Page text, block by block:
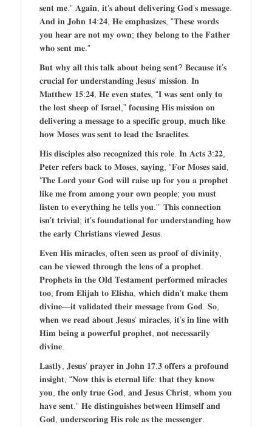
𝐬𝐞𝐧𝐭 𝐦𝐞.” 𝐀𝐠𝐚𝐢𝐧, 𝐢𝐭’𝐬 𝐚𝐛𝐨𝐮𝐭 𝐝𝐞𝐥𝐢𝐯𝐞𝐫𝐢𝐧𝐠 𝐆𝐨𝐝’𝐬 𝐦𝐞𝐬𝐬𝐚𝐠𝐞.
𝐀𝐧𝐝 𝐢𝐧 𝐉𝐨𝐡𝐧 𝟏𝟒:𝟐𝟒, 𝐇𝐞 𝐞𝐦𝐩𝐡𝐚𝐬𝐢𝐳𝐞𝐬, “𝐓𝐡𝐞𝐬𝐞 𝐰𝐨𝐫𝐝𝐬
𝐲𝐨𝐮 𝐡𝐞𝐚𝐫 𝐚𝐫𝐞 𝐧𝐨𝐭 𝐦𝐲 𝐨𝐰𝐧; 𝐭𝐡𝐞𝐲 𝐛𝐞𝐥𝐨𝐧𝐠 𝐭𝐨 𝐭𝐡𝐞 𝐅𝐚𝐭𝐡𝐞𝐫
𝐰𝐡𝐨 𝐬𝐞𝐧𝐭 𝐦𝐞.”
𝐁𝐮𝐭 𝐰𝐡𝐲 𝐚𝐥𝐥 𝐭𝐡𝐢𝐬 𝐭𝐚𝐥𝐤 𝐚𝐛𝐨𝐮𝐭 𝐛𝐞𝐢𝐧𝐠 𝐬𝐞𝐧𝐭? 𝐁𝐞𝐜𝐚𝐮𝐬𝐞 𝐢𝐭’𝐬
𝐜𝐫𝐮𝐜𝐢𝐚𝐥 𝐟𝐨𝐫 𝐮𝐧𝐝𝐞𝐫𝐬𝐭𝐚𝐧𝐝𝐢𝐧𝐠 𝐉𝐞𝐬𝐮𝐬’ 𝐦𝐢𝐬𝐬𝐢𝐨𝐧. 𝐈𝐧
𝐌𝐚𝐭𝐭𝐡𝐞𝐰 𝟏𝟓:𝟐𝟒, 𝐇𝐞 𝐞𝐯𝐞𝐧 𝐬𝐭𝐚𝐭𝐞𝐬, “𝐈 𝐰𝐚𝐬 𝐬𝐞𝐧𝐭 𝐨𝐧𝐥𝐲 𝐭𝐨
𝐭𝐡𝐞 𝐥𝐨𝐬𝐭 𝐬𝐡𝐞𝐞𝐩 𝐨𝐟 𝐈𝐬𝐫𝐚𝐞𝐥,” 𝐟𝐨𝐜𝐮𝐬𝐢𝐧𝐠 𝐇𝐢𝐬 𝐦𝐢𝐬𝐬𝐢𝐨𝐧 𝐨𝐧
𝐝𝐞𝐥𝐢𝐯𝐞𝐫𝐢𝐧𝐠 𝐚 𝐦𝐞𝐬𝐬𝐚𝐠𝐞 𝐭𝐨 𝐚 𝐬𝐩𝐞𝐜𝐢𝐟𝐢𝐜 𝐠𝐫𝐨𝐮𝐩, 𝐦𝐮𝐜𝐡 𝐥𝐢𝐤𝐞
𝐡𝐨𝐰 𝐌𝐨𝐬𝐞𝐬 𝐰𝐚𝐬 𝐬𝐞𝐧𝐭 𝐭𝐨 𝐥𝐞𝐚𝐝 𝐭𝐡𝐞 𝐈𝐬𝐫𝐚𝐞𝐥𝐢𝐭𝐞𝐬.
𝐇𝐢𝐬 𝐝𝐢𝐬𝐜𝐢𝐩𝐥𝐞𝐬 𝐚𝐥𝐬𝐨 𝐫𝐞𝐜𝐨𝐠𝐧𝐢𝐳𝐞𝐝 𝐭𝐡𝐢𝐬 𝐫𝐨𝐥𝐞. 𝐈𝐧 𝐀𝐜𝐭𝐬 𝟑:𝟐𝟐,
𝐏𝐞𝐭𝐞𝐫 𝐫𝐞𝐟𝐞𝐫𝐬 𝐛𝐚𝐜𝐤 𝐭𝐨 𝐌𝐨𝐬𝐞𝐬, 𝐬𝐚𝐲𝐢𝐧𝐠, “𝐅𝐨𝐫 𝐌𝐨𝐬𝐞𝐬 𝐬𝐚𝐢𝐝,
‘𝐓𝐡𝐞 𝐋𝐨𝐫𝐝 𝐲𝐨𝐮𝐫 𝐆𝐨𝐝 𝐰𝐢𝐥𝐥 𝐫𝐚𝐢𝐬𝐞 𝐮𝐩 𝐟𝐨𝐫 𝐲𝐨𝐮 𝐚 𝐩𝐫𝐨𝐩𝐡𝐞𝐭
𝐥𝐢𝐤𝐞 𝐦𝐞 𝐟𝐫𝐨𝐦 𝐚𝐦𝐨𝐧𝐠 𝐲𝐨𝐮𝐫 𝐨𝐰𝐧 𝐩𝐞𝐨𝐩𝐥𝐞; 𝐲𝐨𝐮 𝐦𝐮𝐬𝐭
𝐥𝐢𝐬𝐭𝐞𝐧 𝐭𝐨 𝐞𝐯𝐞𝐫𝐲𝐭𝐡𝐢𝐧𝐠 𝐡𝐞 𝐭𝐞𝐥𝐥𝐬 𝐲𝐨𝐮.'” 𝐓𝐡𝐢𝐬 𝐜𝐨𝐧𝐧𝐞𝐜𝐭𝐢𝐨𝐧
𝐢𝐬𝐧’𝐭 𝐭𝐫𝐢𝐯𝐢𝐚𝐥; 𝐢𝐭’𝐬 𝐟𝐨𝐮𝐧𝐝𝐚𝐭𝐢𝐨𝐧𝐚𝐥 𝐟𝐨𝐫 𝐮𝐧𝐝𝐞𝐫𝐬𝐭𝐚𝐧𝐝𝐢𝐧𝐠 𝐡𝐨𝐰
𝐭𝐡𝐞 𝐞𝐚𝐫𝐥𝐲 𝐂𝐡𝐫𝐢𝐬𝐭𝐢𝐚𝐧𝐬 𝐯𝐢𝐞𝐰𝐞𝐝 𝐉𝐞𝐬𝐮𝐬.
𝐄𝐯𝐞𝐧 𝐇𝐢𝐬 𝐦𝐢𝐫𝐚𝐜𝐥𝐞𝐬, 𝐨𝐟𝐭𝐞𝐧 𝐬𝐞𝐞𝐧 𝐚𝐬 𝐩𝐫𝐨𝐨𝐟 𝐨𝐟 𝐝𝐢𝐯𝐢𝐧𝐢𝐭𝐲,
𝐜𝐚𝐧 𝐛𝐞 𝐯𝐢𝐞𝐰𝐞𝐝 𝐭𝐡𝐫𝐨𝐮𝐠𝐡 𝐭𝐡𝐞 𝐥𝐞𝐧𝐬 𝐨𝐟 𝐚 𝐩𝐫𝐨𝐩𝐡𝐞𝐭.
𝐏𝐫𝐨𝐩𝐡𝐞𝐭𝐬 𝐢𝐧 𝐭𝐡𝐞 𝐎𝐥𝐝 𝐓𝐞𝐬𝐭𝐚𝐦𝐞𝐧𝐭 𝐩𝐞𝐫𝐟𝐨𝐫𝐦𝐞𝐝 𝐦𝐢𝐫𝐚𝐜𝐥𝐞𝐬
𝐭𝐨𝐨, 𝐟𝐫𝐨𝐦 𝐄𝐥𝐢𝐣𝐚𝐡 𝐭𝐨 𝐄𝐥𝐢𝐬𝐡𝐚, 𝐰𝐡𝐢𝐜𝐡 𝐝𝐢𝐝𝐧’𝐭 𝐦𝐚𝐤𝐞 𝐭𝐡𝐞𝐦
𝐝𝐢𝐯𝐢𝐧𝐞—𝐢𝐭 𝐯𝐚𝐥𝐢𝐝𝐚𝐭𝐞𝐝 𝐭𝐡𝐞𝐢𝐫 𝐦𝐞𝐬𝐬𝐚𝐠𝐞 𝐟𝐫𝐨𝐦 𝐆𝐨𝐝. 𝐒𝐨,
𝐰𝐡𝐞𝐧 𝐰𝐞 𝐫𝐞𝐚𝐝 𝐚𝐛𝐨𝐮𝐭 𝐉𝐞𝐬𝐮𝐬’ 𝐦𝐢𝐫𝐚𝐜𝐥𝐞𝐬, 𝐢𝐭’𝐬 𝐢𝐧 𝐥𝐢𝐧𝐞 𝐰𝐢𝐭𝐡
𝐇𝐢𝐦 𝐛𝐞𝐢𝐧𝐠 𝐚 𝐩𝐨𝐰𝐞𝐫𝐟𝐮𝐥 𝐩𝐫𝐨𝐩𝐡𝐞𝐭, 𝐧𝐨𝐭 𝐧𝐞𝐜𝐞𝐬𝐬𝐚𝐫𝐢𝐥𝐲
𝐝𝐢𝐯𝐢𝐧𝐞.
𝐋𝐚𝐬𝐭𝐥𝐲, 𝐉𝐞𝐬𝐮𝐬’ 𝐩𝐫𝐚𝐲𝐞𝐫 𝐢𝐧 𝐉𝐨𝐡𝐧 𝟏𝟕:𝟑 𝐨𝐟𝐟𝐞𝐫𝐬 𝐚 𝐩𝐫𝐨𝐟𝐨𝐮𝐧𝐝
𝐢𝐧𝐬𝐢𝐠𝐡𝐭, “𝐍𝐨𝐰 𝐭𝐡𝐢𝐬 𝐢𝐬 𝐞𝐭𝐞𝐫𝐧𝐚𝐥 𝐥𝐢𝐟𝐞: 𝐭𝐡𝐚𝐭 𝐭𝐡𝐞𝐲 𝐤𝐧𝐨𝐰
𝐲𝐨𝐮, 𝐭𝐡𝐞 𝐨𝐧𝐥𝐲 𝐭𝐫𝐮𝐞 𝐆𝐨𝐝, 𝐚𝐧𝐝 𝐉𝐞𝐬𝐮𝐬 𝐂𝐡𝐫𝐢𝐬𝐭, 𝐰𝐡𝐨𝐦 𝐲𝐨𝐮
𝐡𝐚𝐯𝐞 𝐬𝐞𝐧𝐭.” 𝐇𝐞 𝐝𝐢𝐬𝐭𝐢𝐧𝐠𝐮𝐢𝐬𝐡𝐞𝐬 𝐛𝐞𝐭𝐰𝐞𝐞𝐧 𝐇𝐢𝐦𝐬𝐞𝐥𝐟 𝐚𝐧𝐝
𝐆𝐨𝐝, 𝐮𝐧𝐝𝐞𝐫𝐬𝐜𝐨𝐫𝐢𝐧𝐠 𝐇𝐢𝐬 𝐫𝐨𝐥𝐞 𝐚𝐬 𝐭𝐡𝐞 𝐦𝐞𝐬𝐬𝐞𝐧𝐠𝐞𝐫.